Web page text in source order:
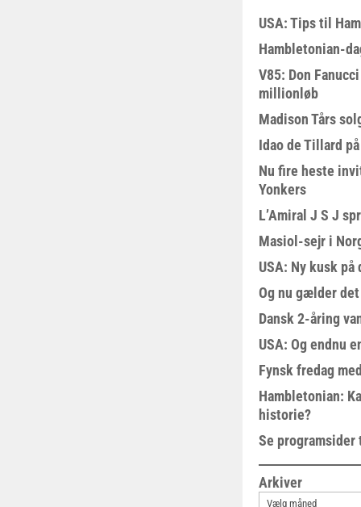
USA: Tips til
Hambletonian-
V85: Don
millionløb
Madison Tårs
Idao de Tillard
Nu fire heste
Yonkers
L’Amiral J S J
Masiol-sejr i
USA: Ny kusk på
Og nu gælder
Dansk 2-åring
USA: Og endnu
Fynsk fredag
Hambletonian:
historie?
Se
Arkiver